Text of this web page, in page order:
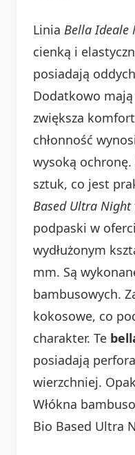
Linia Bella Ideale
cienką i
posiadają
Dodatkowo
zwiększa
chłonność
wysoką
sztuk, co jest
Based Ultra Night
podpaski w
wydłużonym
mm. Są
bambusowych.
kokosowe, co
charakter. Te
posiadają
wierzchniej.
Włókna
Bio Based Ultra